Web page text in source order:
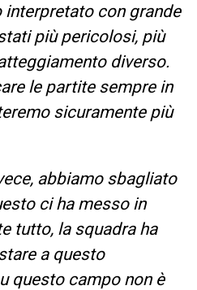
interpretato con grande
più pericolosi, più
diverso.
le partite sempre in
sicuramente più
abbiamo sbagliato
ci ha messo in
tutto, la squadra ha
a questo
questo campo non è